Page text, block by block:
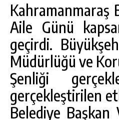
Kahramanmaraş
Aile Günü
geçirdi.
Müdürlüğü ve
Şenliği
gerçekleştirilen
Belediye
GÜNLÜK
GÖKSUN HAFIZLIK
ÖĞRENCILERINE